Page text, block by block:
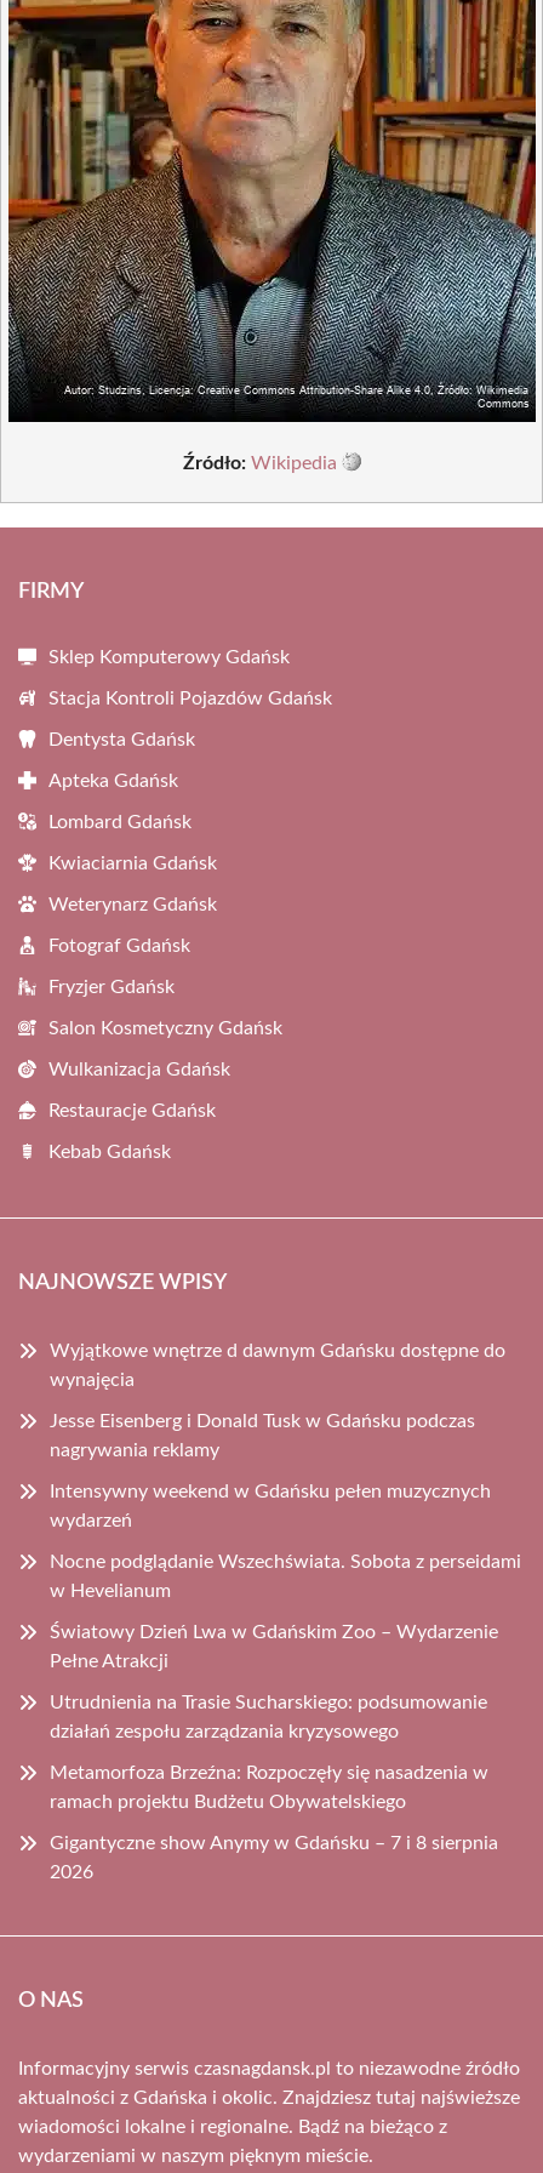
Źródło: Wikipedia
FIRMY
Sklep Komputerowy Gdańsk
Stacja Kontroli Pojazdów Gdańsk
Dentysta Gdańsk
Apteka Gdańsk
Lombard Gdańsk
Kwiaciarnia Gdańsk
Weterynarz Gdańsk
Fotograf Gdańsk
Fryzjer Gdańsk
Salon Kosmetyczny Gdańsk
Wulkanizacja Gdańsk
Restauracje Gdańsk
Kebab Gdańsk
NAJNOWSZE WPISY
Wyjątkowe wnętrze d dawnym Gdańsku dostępne do
wynajęcia
Jesse Eisenberg i Donald Tusk w Gdańsku podczas
nagrywania reklamy
Intensywny weekend w Gdańsku pełen muzycznych
wydarzeń
Nocne podglądanie Wszechświata. Sobota z perseidami
w Hevelianum
Światowy Dzień Lwa w Gdańskim Zoo – Wydarzenie
Pełne Atrakcji
Utrudnienia na Trasie Sucharskiego: podsumowanie
działań zespołu zarządzania kryzysowego
Metamorfoza Brzeźna: Rozpoczęły się nasadzenia w
ramach projektu Budżetu Obywatelskiego
Gigantyczne show Anymy w Gdańsku – 7 i 8 sierpnia
2026
O NAS
Informacyjny serwis czasnagdansk.pl to niezawodne źródło
aktualności z Gdańska i okolic. Znajdziesz tutaj najświeższe
wiadomości lokalne i regionalne. Bądź na bieżąco z
wydarzeniami w naszym pięknym mieście.